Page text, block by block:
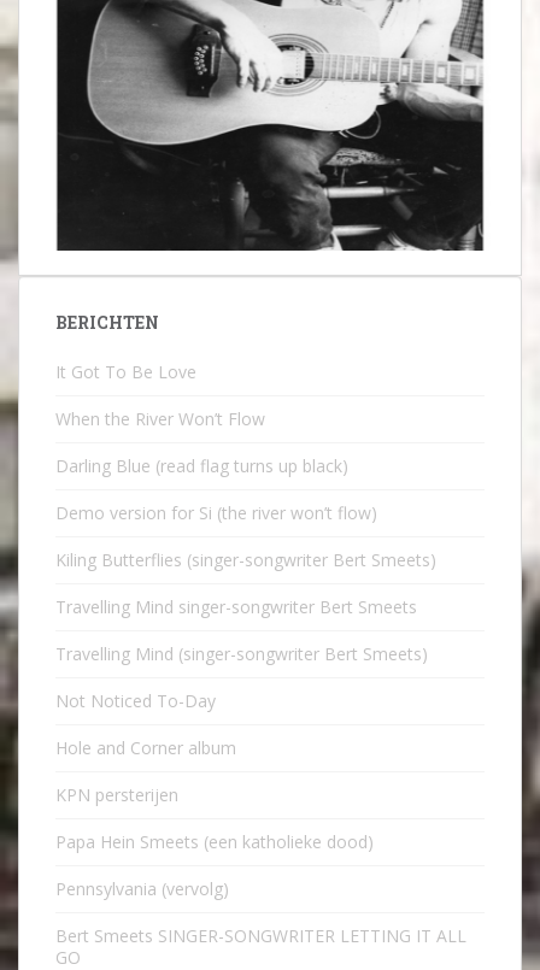
BERICHTEN
It Got To Be Love
When the River Won’t Flow
Darling Blue (read flag turns up black)
Demo version for Si (the river won’t flow)
Kiling Butterflies (singer-songwriter Bert Smeets)
Travelling Mind singer-songwriter Bert Smeets
Travelling Mind (singer-songwriter Bert Smeets)
Not Noticed To-Day
Hole and Corner album
KPN persterijen
Papa Hein Smeets (een katholieke dood)
Pennsylvania (vervolg)
Bert Smeets SINGER-SONGWRITER LETTING IT ALL
GO